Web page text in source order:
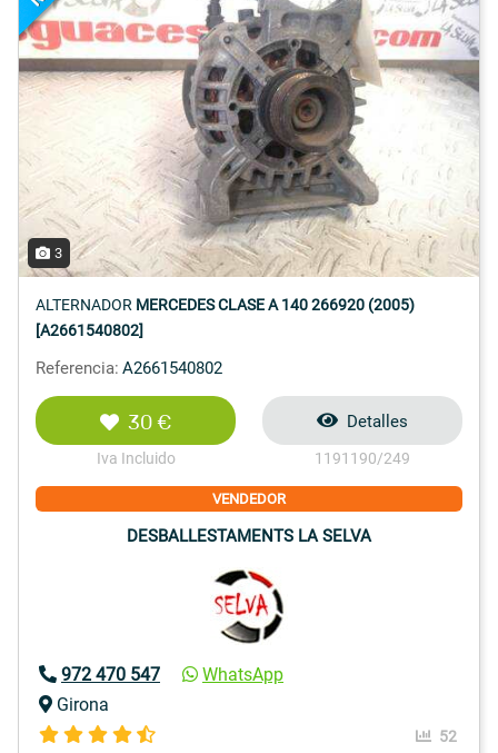
3
ALTERNADOR MERCEDES CLASE A 140 266920 (2005)
[A2661540802]
Referencia: A2661540802
30 €
Iva Incluido
Detalles
1191190/249
VENDEDOR
DESBALLESTAMENTS LA SELVA
972 470 547
WhatsApp
Girona
52